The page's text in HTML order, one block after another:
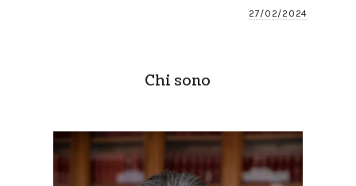
27/02/2024
Chi sono